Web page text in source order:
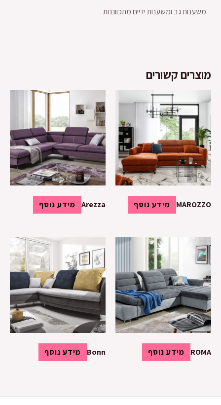
משענות גב ומשענות ידיים מתכווננות
מוצרים קשורים
MAROZZO מידע נוסף Arezza מידע נוסף
ROMA מידע נוסף Bonn מידע נוסף